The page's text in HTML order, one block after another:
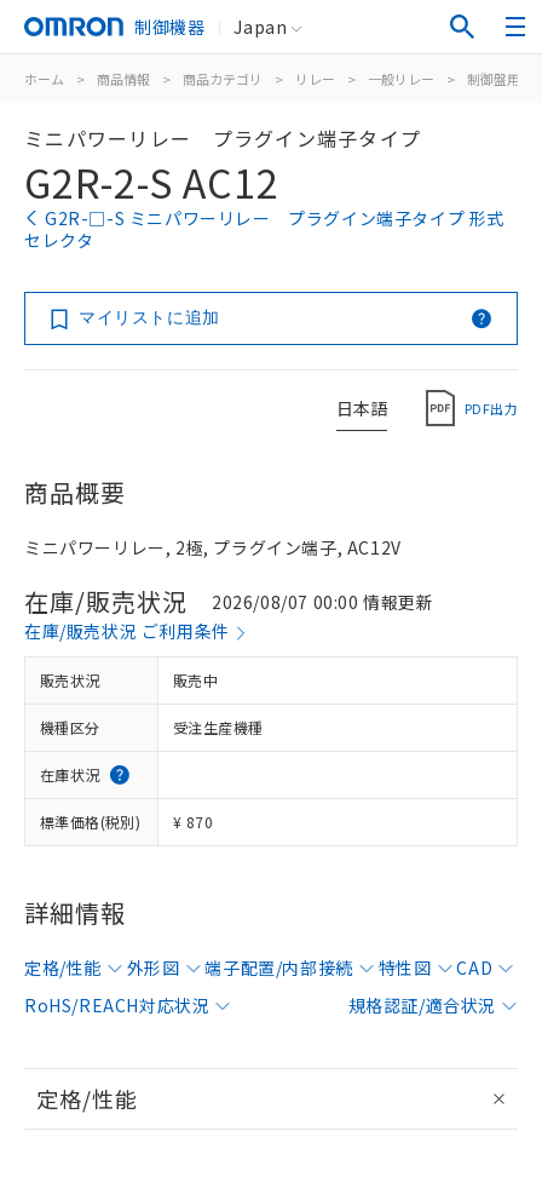
制御機器 Japan
ホーム > 商品情報 > 商品カテゴリ > リレー > 一般リレー > 制御盤用
ミニパワーリレー プラグイン端子タイプ
G2R-2-S AC12
G2R-□-S ミニパワーリレー プラグイン端子タイプ 形式
セレクタ
マイリストに追加
日本語 PDF出力
商品概要
ミニパワーリレー, 2極, プラグイン端子, AC12V
在庫/販売状況
2026/08/07 00:00 情報更新
在庫/販売状況 ご利用条件
販売状況 販売中
機種区分 受注生産機種
在庫状況
標準価格(税別) ¥ 870
詳細情報
定格/性能 外形図 端子配置/内部接続 特性図
CAD
RoHS/REACH対応状況
規格認証/適合状況
定格/性能